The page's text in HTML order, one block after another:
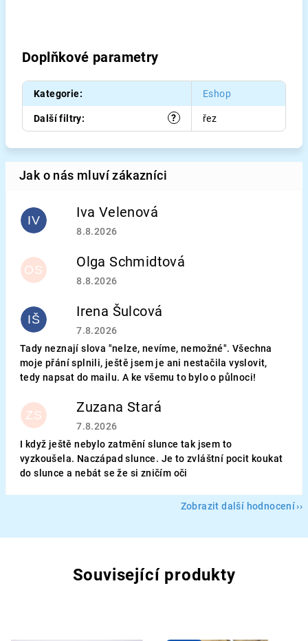
Doplňkové parametry
Kategorie: Eshop
?
Další filtry: řez
IV Iva Velenová
Hodnocení obchodu je 5 z 5 hvězdiček.
8.8.2026
OS Olga Schmidtová
Hodnocení obchodu je 5 z 5 hvězdiček.
8.8.2026
IŠ Irena Šulcová
Hodnocení obchodu je 5 z 5 hvězdiček.
7.8.2026
Tady neznají slova "nelze, nevíme, nemožné". Všechna
moje přání splnili, ještě jsem je ani nestačila vyslovit,
tedy napsat do mailu. A ke všemu to bylo o půlnoci!
ZS Zuzana Stará
Hodnocení obchodu je 5 z 5 hvězdiček.
7.8.2026
I když ještě nebylo zatmění slunce tak jsem to
vyzkoušela. Naczápad slunce. Je to zvláštní pocit koukat
do slunce a nebát se že si zničím oči
Zobrazit další hodnocení
Související produkty